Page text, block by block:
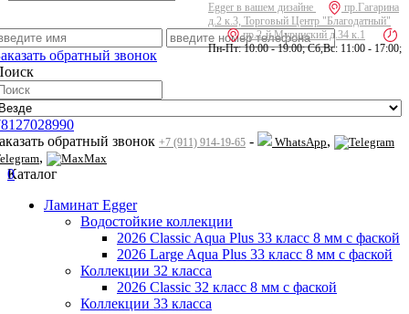
Egger в вашем дизайне
пр.Гагарина
д.2 к.3, Торговый Центр "Благодатный"
пр.2-й Муринский д.34 к.1
Пн-Пт: 10:00 - 19:00; Сб,Вс: 11:00 - 17:00;
обратный звонок
обратный звонок +7 (911) 914-19-65 - WhatsApp,
, Max
0
Каталог
Ламинат Egger
Водостойкие коллекции
2026 Classic Aqua Plus 33 класс 8 мм с фаской
2026 Large Aqua Plus 33 класс 8 мм с фаской
Коллекции 32 класса
2026 Classic 32 класс 8 мм с фаской
Коллекции 33 класса